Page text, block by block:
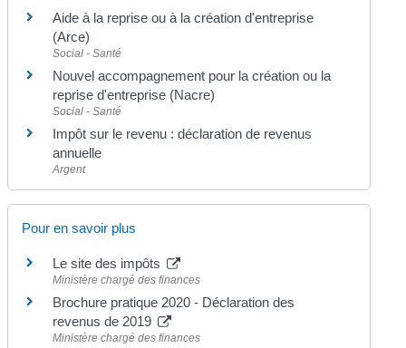
Aide à la reprise ou à la création d'entreprise
(Arce)
Social - Santé
Nouvel accompagnement pour la création ou la
reprise d'entreprise (Nacre)
Social - Santé
Impôt sur le revenu : déclaration de revenus
annuelle
Argent
Pour en savoir plus
Le site des impôts
Ministère chargé des finances
Brochure pratique 2020 - Déclaration des
revenus de 2019
Ministère chargé des finances